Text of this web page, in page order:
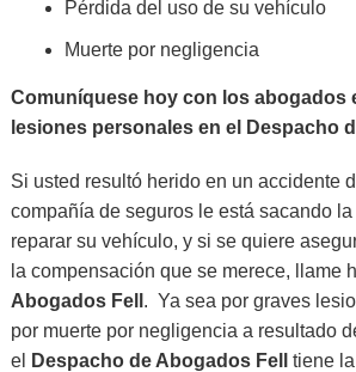
Pérdida del uso de su vehículo
Muerte por negligencia
Comuníquese hoy con los abogados
lesiones personales en el Despacho
Si usted resultó herido en un accidente
compañía de seguros le está sacando
reparar su vehículo, y si se quiere
la compensación que se merece, llame
Abogados Fell . Ya sea por graves
por muerte por negligencia a resultado
el
Despacho de Abogados Fell
tiene